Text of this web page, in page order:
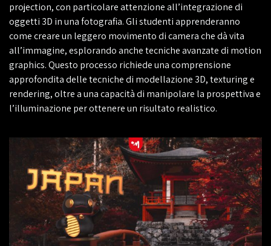
projection, con particolare attenzione all’integrazione di
oggetti 3D in una fotografia. Gli studenti apprenderanno
come creare un leggero movimento di camera che dà vita
all’immagine, esplorando anche tecniche avanzate di motion
graphics. Questo processo richiede una comprensione
approfondita delle tecniche di modellazione 3D, texturing e
rendering, oltre a una capacità di manipolare la prospettiva e
l’illuminazione per ottenere un risultato realistico.